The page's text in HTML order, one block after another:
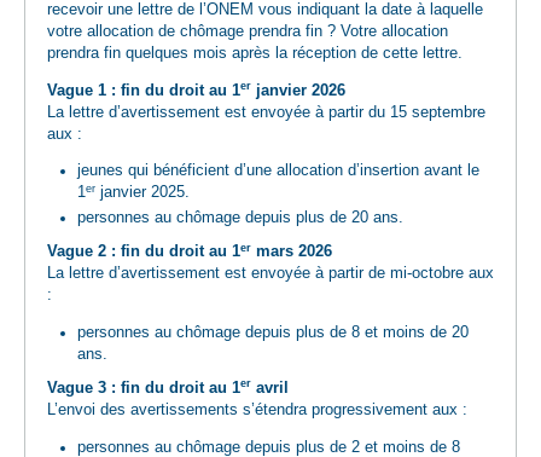
recevoir une lettre de l’ONEM vous indiquant la date à laquelle
votre allocation de chômage prendra fin ? Votre allocation
prendra fin quelques mois après la réception de cette lettre.
Vague 1 : fin du droit au 1erjanvier 2026
La lettre d’avertissement est envoyée à partir du 15 septembre
aux :
jeunes qui bénéficient d’une allocation d’insertion avant le
1erjanvier 2025.
personnes au chômage depuis plus de 20 ans.
Vague 2 : fin du droit au 1ermars 2026
La lettre d’avertissement est envoyée à partir de mi-octobre aux
:
personnes au chômage depuis plus de 8 et moins de 20
ans.
Vague 3 : fin du droit au 1er avril
L’envoi des avertissements s’étendra progressivement aux :
personnes au chômage depuis plus de 2 et moins de 8